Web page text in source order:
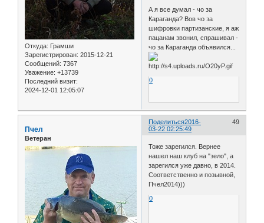
Откуда: Грамши
Зарегистрирован: 2015-12-21
Сообщений: 7367
Уважение: +13739
Последний визит:
2024-12-01 12:05:07
А я все думал - чо за
Караганда? Вов чо за
шифровки партизанские, я аж
пацанам звонил, спрашивал -
чо за Караганда объявился...
0
Поделиться 49
2016-
03-22 02:25:49
Пчел
Ветеран
Тоже зарегился. Вернее
нашел наш клуб на "зело", а
зарегился уже давно, в 2014.
Соответственно и позывной,
Пчел2014)))
0